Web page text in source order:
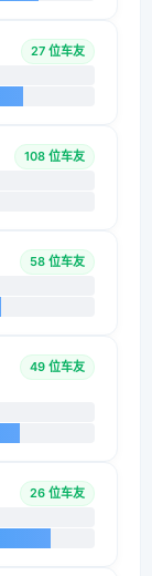
27 位车友
108 位车友
58 位车友
49 位车友
26 位车友